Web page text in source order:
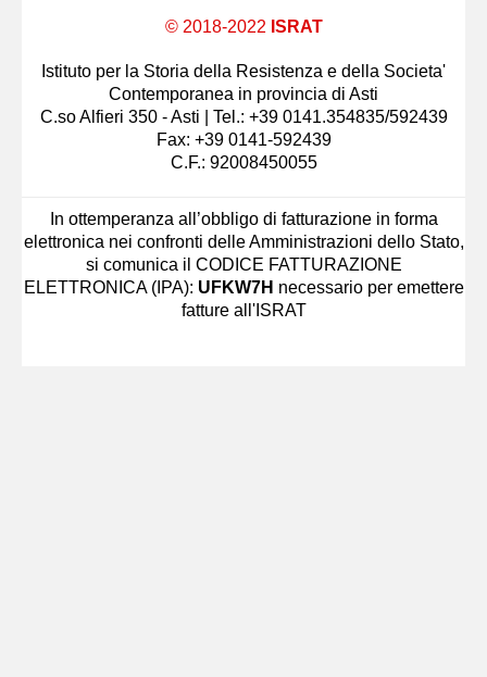
© 2018-2022 ISRAT
Istituto per la Storia della Resistenza e della Societa'
Contemporanea in provincia di Asti
C.so Alfieri 350 - Asti | Tel.: +39 0141.354835/592439
Fax: +39 0141-592439
C.F.: 92008450055
In ottemperanza all’obbligo di fatturazione in forma
elettronica nei confronti delle Amministrazioni dello Stato,
si comunica il CODICE FATTURAZIONE
ELETTRONICA (IPA): UFKW7H necessario per emettere
fatture all'ISRAT